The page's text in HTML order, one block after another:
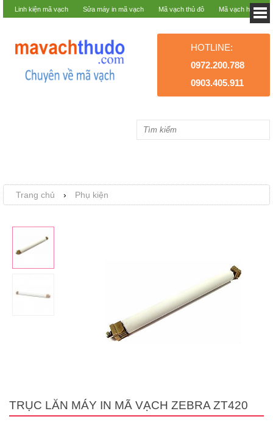
Linh kiện mã vạch Sửa máy in mã vạch Mã vạch thủ đô Mã vạch hà nội
HOTLINE:
0972.200.788
0903.405.911
Trang chủ › Phụ kiện
TRỤC LĂN MÁY IN MÃ VẠCH ZEBRA ZT420